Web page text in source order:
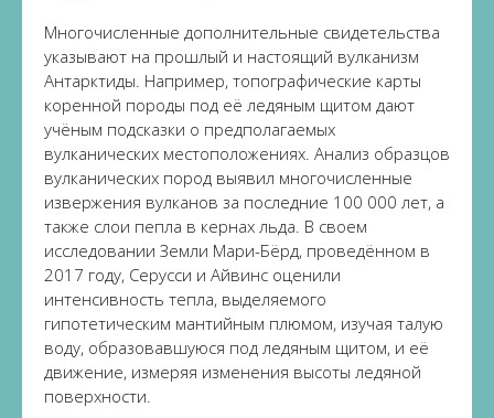
Многочисленные дополнительные свидетельства
указывают на прошлый и настоящий вулканизм
Антарктиды. Например, топографические карты
коренной породы под её ледяным щитом дают
учёным подсказки о предполагаемых
вулканических местоположениях. Анализ образцов
вулканических пород выявил многочисленные
извержения вулканов за последние 100 000 лет, а
также слои пепла в кернах льда. В своем
исследовании Земли Мари-Бёрд, проведённом в
2017 году, Серусси и Айвинс оценили
интенсивность тепла, выделяемого
гипотетическим мантийным плюмом, изучая талую
воду, образовавшуюся под ледяным щитом, и её
движение, измеряя изменения высоты ледяной
поверхности.